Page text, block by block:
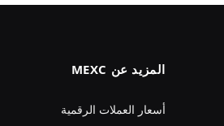
المزيد عن MEXC
أسعار العملات الرقمية